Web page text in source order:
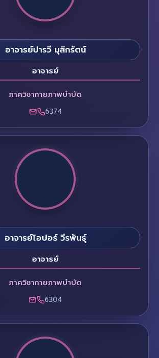
อาจารย์ปารวี มุสิกรัตน์
อาจารย์
ภาควิชากายภาพบำบัด
6374
อาจารย์โอปอร์ วีรพันธุ์
อาจารย์
ภาควิชากายภาพบำบัด
6304